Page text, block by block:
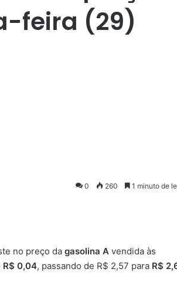
feira (29)
0 260 1 minuto de
no preço da gasolina A vendida às
R$ 0,04, passando de R$ 2,57 para R$